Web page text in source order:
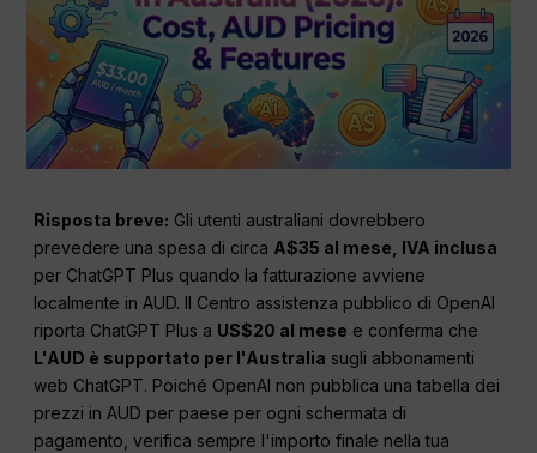
Risposta breve: Gli utenti australiani dovrebbero
prevedere una spesa di circa A$35 al mese, IVA inclusa
per ChatGPT Plus quando la fatturazione avviene
localmente in AUD. Il Centro assistenza pubblico di OpenAI
riporta ChatGPT Plus a US$20 al mese e conferma che
L'AUD è supportato per l'Australia sugli abbonamenti
web ChatGPT. Poiché OpenAI non pubblica una tabella dei
prezzi in AUD per paese per ogni schermata di
pagamento, verifica sempre l'importo finale nella tua